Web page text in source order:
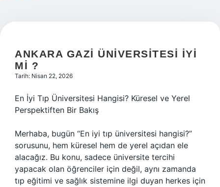
Hakkımızda
ANKARA GAZI ÜNIVERSITESI IYI
MI ?
Tarih: Nisan 22, 2026
En İyi Tıp Üniversitesi Hangisi? Küresel ve Yerel
Perspektiften Bir Bakış
Merhaba, bugün “En iyi tıp üniversitesi hangisi?”
sorusunu, hem küresel hem de yerel açıdan ele
alacağız. Bu konu, sadece üniversite tercihi
yapacak olan öğrenciler için değil, aynı zamanda
tıp eğitimi ve sağlık sistemine ilgi duyan herkes için